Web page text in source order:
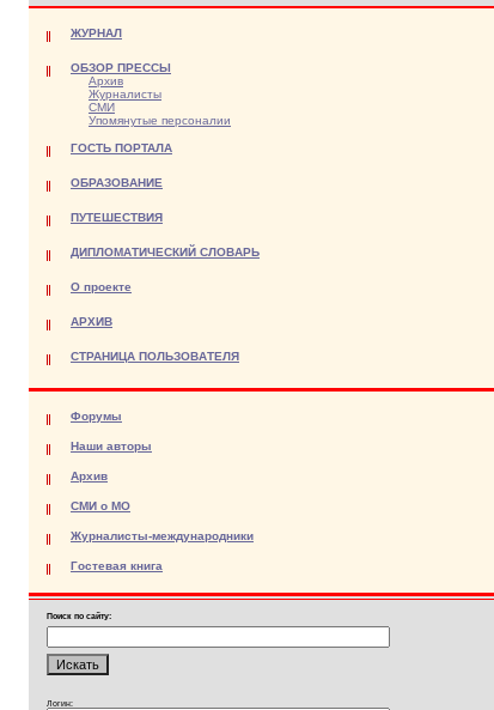
ЖУРНАЛ
ОБЗОР ПРЕССЫ
Архив
Журналисты
СМИ
Упомянутые персоналии
ГОСТЬ ПОРТАЛА
ОБРАЗОВАНИЕ
ПУТЕШЕСТВИЯ
ДИПЛОМАТИЧЕСКИЙ СЛОВАРЬ
О проекте
АРХИВ
СТРАНИЦА ПОЛЬЗОВАТЕЛЯ
Форумы
Наши авторы
Архив
СМИ о МО
Журналисты-международники
Гостевая книга
Поиск по сайту:
Логин: